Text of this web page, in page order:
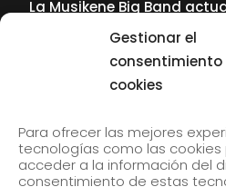
Gestionar el
consentimiento
cookies
Para ofrecer las mejores
tecnologías como las
acceder a la información del
consentimiento de estas
La Musikene Big Band
Tolliver en el 61 Jazzaldia